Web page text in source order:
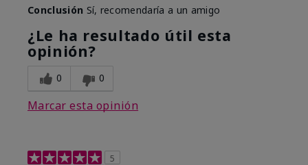
Conclusión Sí, recomendaría a un amigo
¿Le ha resultado útil esta
opinión?
0 0
Marcar esta opinión
5